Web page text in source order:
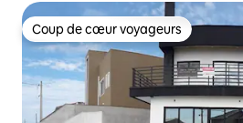
Coup de cœur voyageurs
Coup de cœur voyageurs